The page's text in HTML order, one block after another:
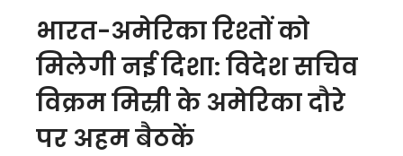
भारत-अमेरिका रिश्तों को
मिलेगी नई दिशा: विदेश सचिव
विक्रम मिस्री के अमेरिका दौरे
पर अहम बैठकें